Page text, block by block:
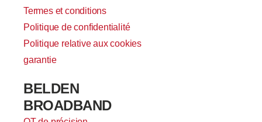
Termes et conditions
Politique de confidentialité
Politique relative aux cookies
garantie
BELDEN
BROADBAND